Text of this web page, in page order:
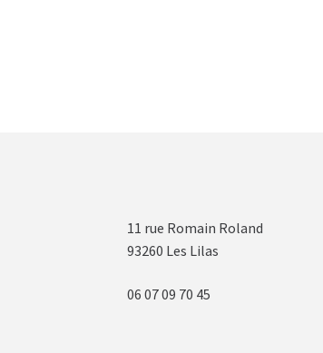
11 rue Romain Roland
93260 Les Lilas
06 07 09 70 45